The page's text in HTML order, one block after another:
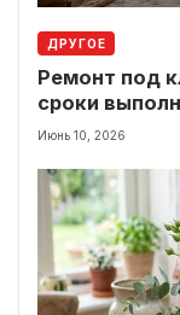
ДРУГОЕ
Ремонт под
сроки
Июнь 10, 2026